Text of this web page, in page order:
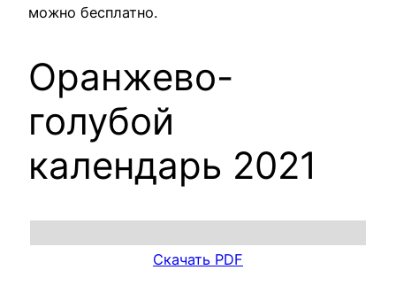
можно бесплатно.
Оранжево-
голубой
календарь 2021
Скачать PDF